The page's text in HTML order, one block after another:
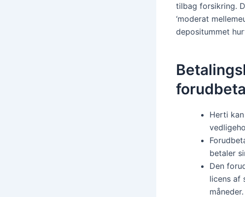
tilbag forsikring.
‘moderat
depositummet
Herti
betaler
Den
licens af
måneder.